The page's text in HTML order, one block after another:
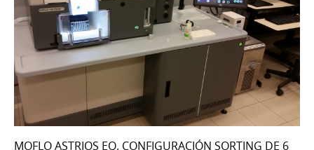
MOFLO ASTRIOS EQ. CONFIGURACIÓN SORTING DE 6